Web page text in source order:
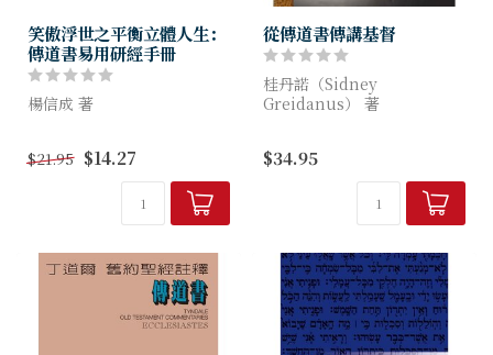
笑傲浮世之平衡立體人生：
傳道書易用研經手冊
楊信成 著
板，諸如：享樂主義者、宿命
論者、財迷心竅者、反叛權柄
者……，逐一為他們釋疑解惑
──「日光之下」的浮世塵
$21.95 $14.27
從傳道書傳講基督
桂丹諾（Sidney
Greidanus） 著
神學生、以及聖經教師。作者
的目標是鼓勵並幫助忙碌的講
道者和教師宣講傳道書的信
$34.95